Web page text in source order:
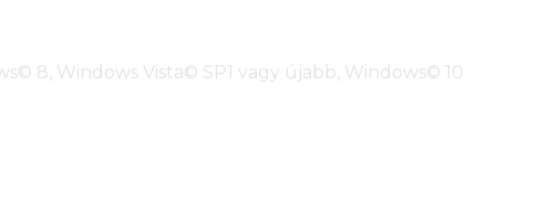
8, Windows Vista© SP1 vagy újabb, Windows© 10